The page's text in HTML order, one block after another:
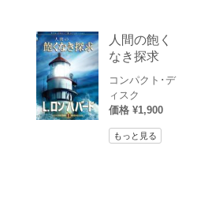
人間の飽く
なき探求
コンパクト･デ
ィスク
価格 ¥1,900
もっと見る